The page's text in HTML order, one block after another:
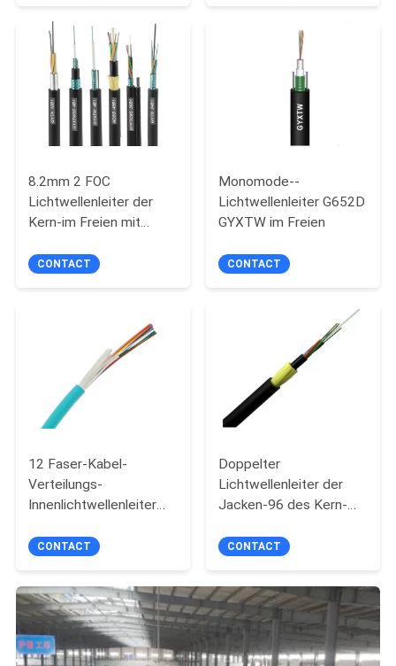
PRIVACY
POLICY
8.2mm 2 FOC
Lichtwellenleiter der
Kern-im Freien mit
abgedämpftem Kabel
CONTACT
Monomode--
Lichtwellenleiter G652D
GYXTW im Freien
CONTACT
12 Faser-Kabel-
Verteilungs-
Innenlichtwellenleiter
mehreren Betriebsarten
CONTACT
Doppelter
Lichtwellenleiter der
Jacken-96 des Kern-
G652d ADSS
CONTACT